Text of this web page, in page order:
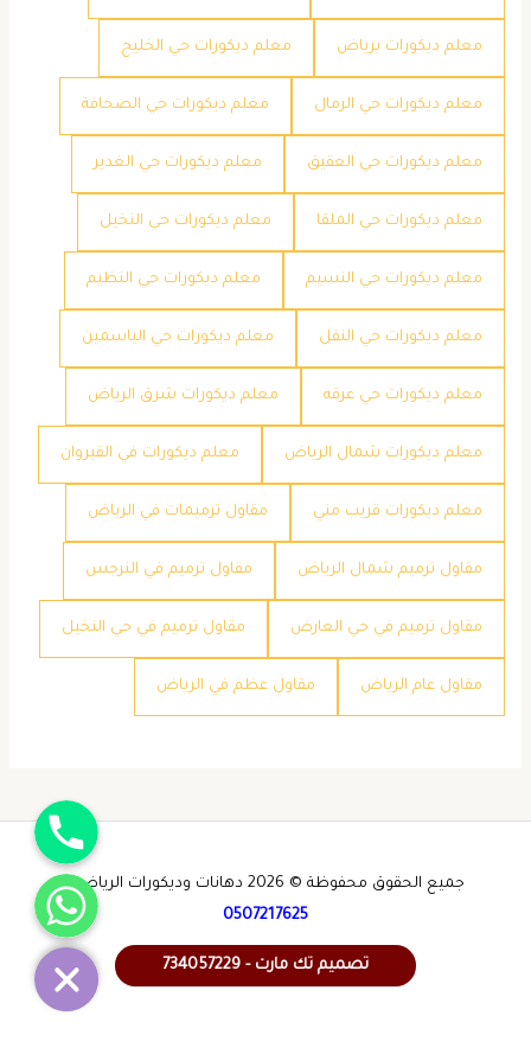
معلم ديكورات برياض معلم ديكورات حي الخليج
معلم ديكورات حي الرمال معلم ديكورات حي الصحافة
معلم ديكورات حي العقيق معلم ديكورات حي الغدير
معلم ديكورات حي الملقا معلم ديكورات حي النخيل
معلم ديكورات حي النسيم معلم ديكورات حي النظيم
معلم ديكورات حي النفل معلم ديكورات حي الياسمين
معلم ديكورات حي عرقه معلم ديكورات شرق الرياض
معلم ديكورات شمال الرياض معلم ديكورات في القيروان
معلم ديكورات قريب مني مقاول ترميمات في الرياض
مقاول ترميم شمال الرياض مقاول ترميم في النرجس
مقاول ترميم في حي العارض مقاول ترميم في حي النخيل
مقاول عام الرياض مقاول عظم في الرياض
جميع الحقوق محفوظة © 2026 دهانات وديكورات الرياض -
0507217625
تصميم تك مارت - 734057229
جوال
واتساب